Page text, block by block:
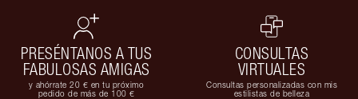
PRESÉNTANOS A TUS
FABULOSAS AMIGAS
y ahórrate 20 € en tu próximo
pedido de más de 100 €
CONSULTAS
VIRTUALES
Consultas personalizadas con mis
estilistas de belleza